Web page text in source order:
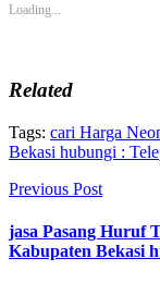
Loading...
Related
Tags: cari Harga
Bekasi hubungi :
Previous Post
jasa Pasang Huruf
Kabupaten Bekasi